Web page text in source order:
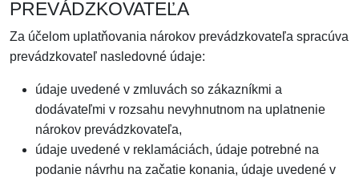
PREVÁDZKOVATEĽA
Za účelom uplatňovania nárokov prevádzkovateľa spracúva
prevádzkovateľ nasledovné údaje:
údaje uvedené v zmluvách so zákazníkmi a
dodávateľmi v rozsahu nevyhnutnom na uplatnenie
nárokov prevádzkovateľa,
údaje uvedené v reklamáciách, údaje potrebné na
podanie návrhu na začatie konania, údaje uvedené v